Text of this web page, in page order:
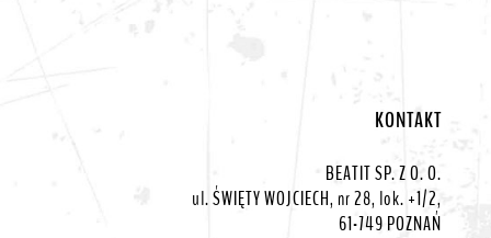
KONTAKT
BEATIT SP. Z O. O.
ul. ŚWIĘTY WOJCIECH, nr 28, lok. +1/2,
61-749 POZNAŃ